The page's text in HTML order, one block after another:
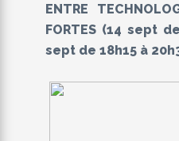
ENTRE
FORTES (14 sept
sept de 18h15 à